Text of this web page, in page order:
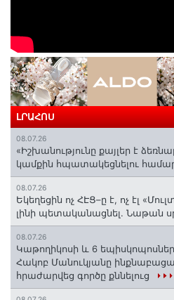
ԼՐԱՀՈՍ
08.07.26
«Իշխանությունը քայլեր է
կամքին հպատակեցնելու
08.07.26
Եկեղեցին ոչ ՀԷՑ–ը է, ոչ էլ
լինի պետականացնել. Նաթան
08.07.26
️Կաթողիկոսի և 6
Հակոբ Մանուկյանը
հրաժարվեց գործը քննելուց